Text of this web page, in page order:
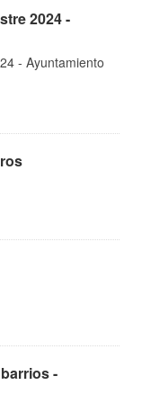
2024 -
- Ayuntamiento
-